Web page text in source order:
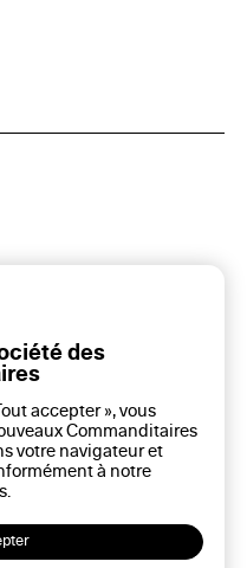
des
accepter », vous
Commanditaires
votre navigateur et
à notre
.